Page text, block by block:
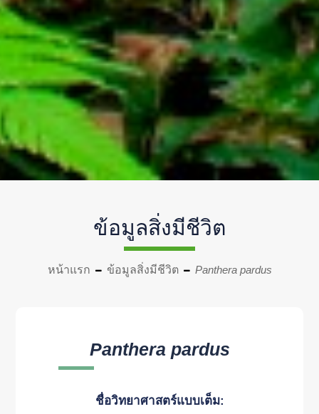
ข้อมูลสิ่งมีชีวิต
หน้าแรก ข้อมูลสิ่งมีชีวิต Panthera pardus
Panthera pardus
ชื่อวิทยาศาสตร์แบบเต็ม: